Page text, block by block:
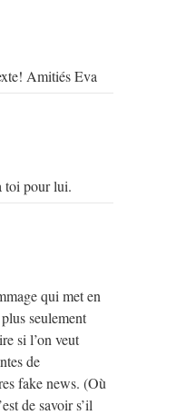
Amitiés Eva
toi pour lui.
qui met en
seulement
si l’on veut
de
fake news. (Où
de savoir s’il